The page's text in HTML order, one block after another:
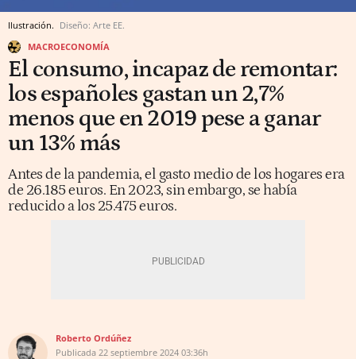
Ilustración. Diseño: Arte EE.
MACROECONOMÍA
El consumo, incapaz de remontar:
los españoles gastan un 2,7%
menos que en 2019 pese a ganar
un 13% más
Antes de la pandemia, el gasto medio de los hogares era
de 26.185 euros. En 2023, sin embargo, se había
reducido a los 25.475 euros.
Roberto Ordúñez
Publicada 22 septiembre 2024 03:36h